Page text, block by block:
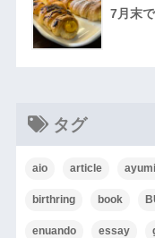
7月末
タグ
aio article
birthring book
enuando essay